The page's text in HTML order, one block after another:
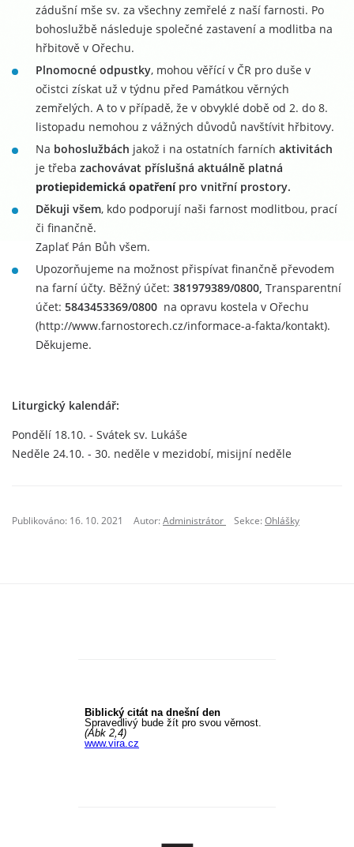
zádušní mše sv. za všechny zemřelé z naší farnosti. Po
bohoslužbě následuje společné zastavení a modlitba na
hřbitově v Ořechu.
Plnomocné odpustky, mohou věřící v ČR pro duše v
očistci získat už v týdnu před Památkou věrných
zemřelých. A to v případě, že v obvyklé době od 2. do 8.
listopadu nemohou z vážných důvodů navštívit hřbitovy.
Na bohoslužbách jakož i na ostatních farních aktivitách
je třeba zachovávat příslušná aktuálně platná
protiepidemická opatřenípro vnitřní prostory.
Děkuji všem, kdo podporují naši farnost modlitbou, prací
či finančně.
Zaplať Pán Bůh všem.
Upozorňujeme na možnost přispívat finančně převodem
na farní účty. Běžný účet: 381979389/0800, Transparentní
účet: 5843453369/0800 na opravu kostela v Ořechu
(http://www.farnostorech.cz/informace-a-fakta/kontakt).
Děkujeme.
Liturgický kalendář:
Pondělí 18.10. - Svátek sv. Lukáše
Neděle 24.10. - 30. neděle v mezidobí, misijní neděle
Publikováno: 16. 10. 2021 Autor:Administrátor Sekce:Ohlášky